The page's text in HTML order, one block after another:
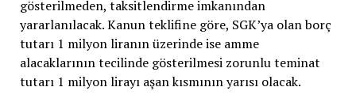
gösterilmeden, taksitlendirme imkanından
yararlanılacak. Kanun teklifine göre, SGK’ya olan borç
tutarı 1 milyon liranın üzerinde ise amme
alacaklarının tecilinde gösterilmesi zorunlu teminat
tutarı 1 milyon lirayı aşan kısmının yarısı olacak.